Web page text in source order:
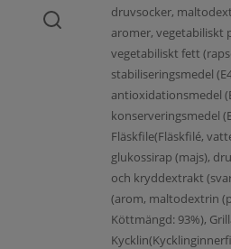
druvsocker,
aromer, vegetabiliskt
vegetabiliskt fett
stabiliseringsmedel
antioxidationsmedel
konserveringsmedel
Fläskfile(Fläskfilé,
glukossirap (majs),
och kryddextrakt
(arom, maltodextrin
Köttmängd: 93%),